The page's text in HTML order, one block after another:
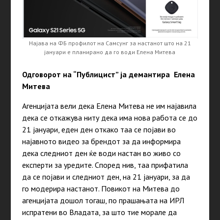
Најава на ФБ профилот на Самсунг за настанот што на 21
јануари е планирано да го води Елена Митева
Одговорот на “Публицист” ја демантира Елена
Митева
Агенцијата вели дека Елена Митева не им најавила
дека се откажува ниту дека има нова работа се до
21 јануари, еден ден откако таа се појави во
најавното видео за брендот за да информира
дека следниот ден ќе води настан во живо со
експерти за уредите. Според нив, таа прифатила
да се појави и следниот ден, на 21 јануари, за да
го модерира настанот. Повикот на Митева до
агенцијата дошол тогаш, по прашањата на ИРЛ
испратени во Владата, за што тие морале да